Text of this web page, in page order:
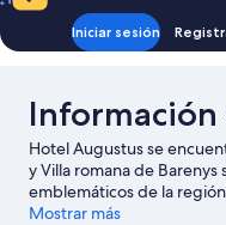
Iniciar sesión
Información
Hotel Augustus se
y Villa romana de
emblemáticos de la
Puerto de Tarragona y
Mostrar más